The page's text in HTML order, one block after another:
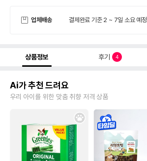
업체배송 결제완료 기준 2 ~ 7일 소요 예정
상품정보 후기 4
Ai가 추천 드려요
우리 아이를 위한 맞춤 취향 저격 상품